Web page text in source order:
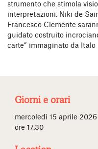
strumento che stimola
interpretazioni. Niki de
Francesco Clemente
guidato costruito
carte” immaginato da Italo
Giorni e orari
mercoledì 15 aprile 2026
ore 17.30